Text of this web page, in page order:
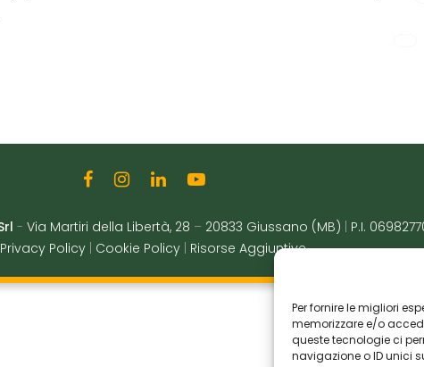
Per fornire le migliori
memorizzare e/o
queste tecnologie ci
navigazione o ID unici
- Via Martiri della Libertà, 28 – 20833 Giussano (MB)
P.I.
Privacy Policy
Cookie Policy Risorse Aggiuntive